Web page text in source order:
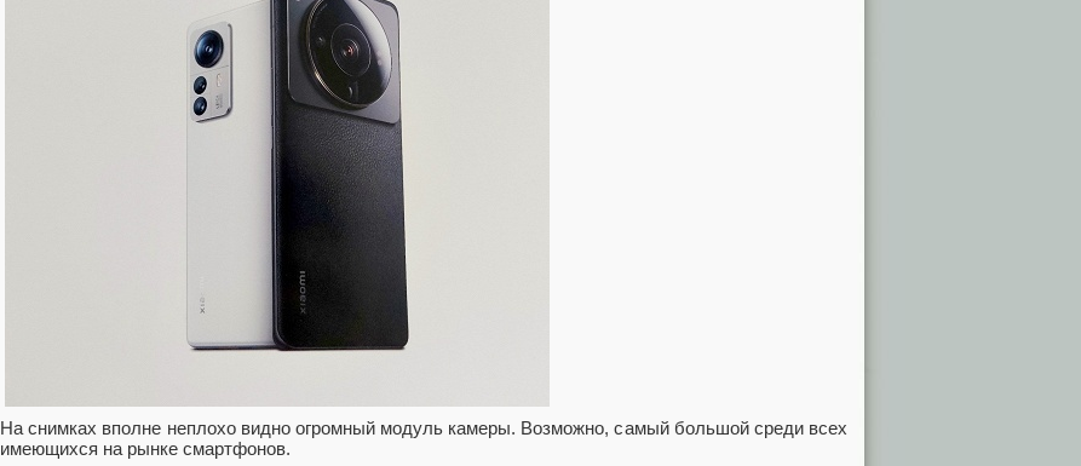
На снимках вполне неплохо видно огромный модуль камеры. Возможно, самый большой среди всех
имеющихся на рынке смартфонов.